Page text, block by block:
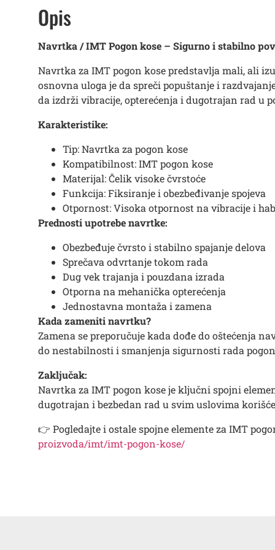
Opis
Navrtka / IMT Pogon kose – Sigurno i stabilno
Navrtka za IMT pogon kose predstavlja mali, ali
osnovna uloga je da spreči popuštanje i
da izdrži vibracije, opterećenja i dugotrajan rad u
Karakteristike:
Tip: Navrtka za pogon kose
Kompatibilnost: IMT pogon kose
Materijal: Čelik visoke čvrstoće
Funkcija: Fiksiranje i obezbeđivanje spojeva
Otpornost: Visoka otpornost na vibracije i
Prednosti upotrebe navrtke:
Obezbeđuje čvrsto i stabilno spajanje delova
Sprečava odvrtanje tokom rada
Dug vek trajanja i pouzdana izrada
Otporna na mehanička opterećenja
Jednostavna montaža i zamena
Kada zameniti navrtku?
Zamena se preporučuje kada dođe do oštećenja
do nestabilnosti i smanjenja sigurnosti rada
Zaključak:
Navrtka za IMT pogon kose je ključni spojni
dugotrajan i bezbedan rad u svim uslovima
👉 Pogledajte i ostale spojne elemente za IMT
proizvoda/imt/imt-pogon-kose/